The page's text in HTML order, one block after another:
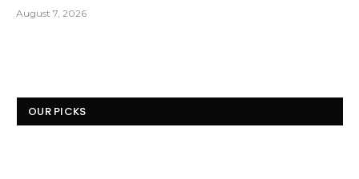
August 7, 2026
OUR PICKS